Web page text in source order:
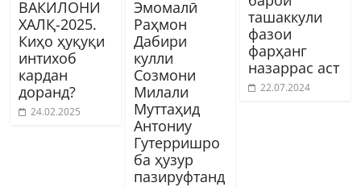
ВАКИЛОНИ
ХАЛҚ-2025.
Киҳо ҳуқуқи
интихоб
кардан
доранд?
24.02.2025
Эмомалӣ
Раҳмон
Дабири
кулли
Созмони
Милали
Муттаҳид
Антониу
Гутерришро
ба ҳузур
пазируфтанд
ташаккули
фазои
фарҳанг
назаррас аст
22.07.2024